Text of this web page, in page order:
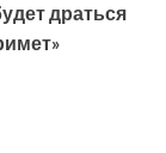
драться